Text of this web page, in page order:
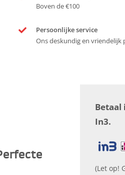
Boven de €100
Persoonlijke service
Ons deskundig en vriendelijk
In3.
(Let op!